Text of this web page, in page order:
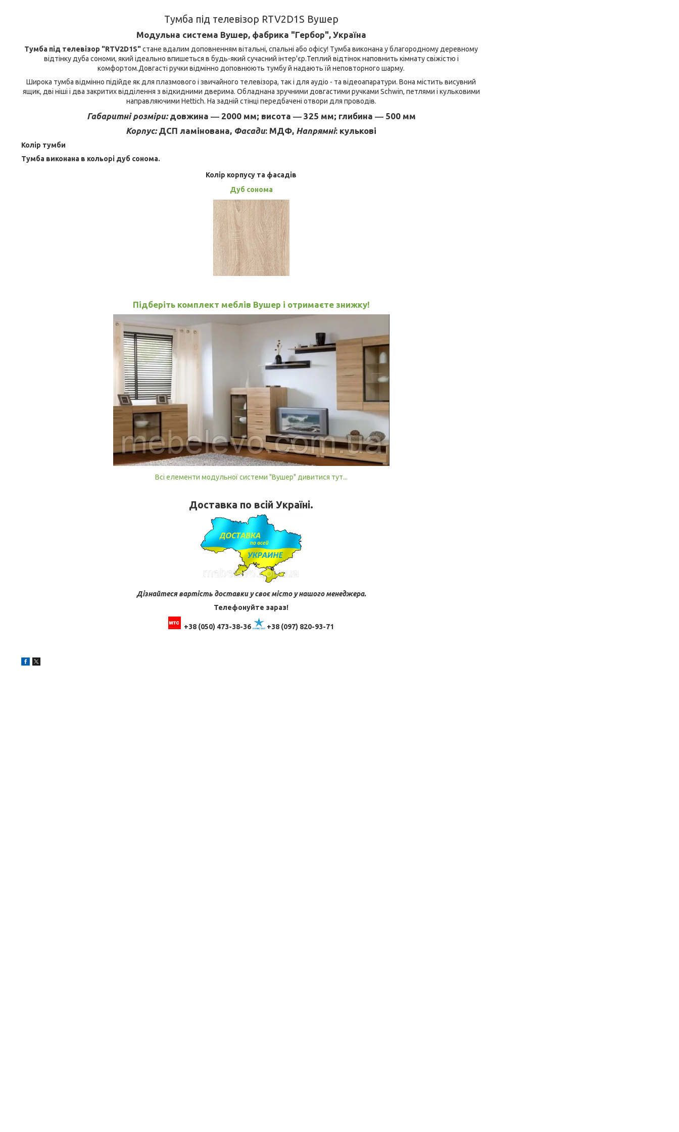
Тумба під телевізор RTV2D1S Вушер
Модульна система Вушер, фабрика "Гербор", Україна
Тумба під телевізор "RTV2D1S"стане вдалим доповненням вітальні, спальні або офісу! Тумба виконана у благородному деревному
відтінку дуба сономи, який ідеально впишеться в будь-який сучасний інтер'єр.Теплий відтінок наповнить кімнату свіжістю і
комфортом.Довгасті ручки відмінно доповнюють тумбу й надають їй неповторного шарму.
Широка тумба відмінно підійде як для плазмового і звичайного телевізора, так і для аудіо - та відеоапаратури. Вона містить висувний
ящик, дві ніші і два закритих відділення з відкидними дверима. Обладнана зручними довгастими ручками Schwin, петлями і кульковими
направляючими Hettich. На задній стінці передбачені отвори для проводів.
Габаритні розміри:довжина ― 2000 мм; висота ― 325 мм; глибина ― 500 мм
Корпус:ДСП ламінована, Фасади: МДФ, Напрямні: кулькові
Колір тумби
Тумба виконана в кольорі дуб сонома.
Колір корпусу та фасадів
Дуб сонома
Підберіть комплект меблів Вушер і отримаєте знижку!
Всі елементи модульної системи "Вушер" дивитися тут...
Доставка по всій Україні.
Дізнайтеся вартість доставки у своє місто у нашого менеджера.
Телефонуйте зараз!
+38 (050) 473-38-36 +38 (097) 820-93-71